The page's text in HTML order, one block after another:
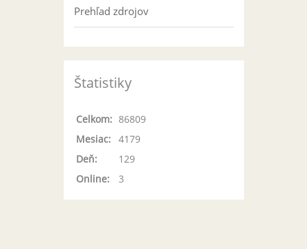
Prehľad zdrojov
Štatistiky
Online: 3
Celkom: 86809
Mesiac:
4179
Deň:
129